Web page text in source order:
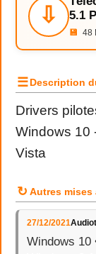
⇩
5.1
💾 48
☰Description
Drivers
Windows 10
Vista
↻ Autres mises
27/12/2021
Windows 10